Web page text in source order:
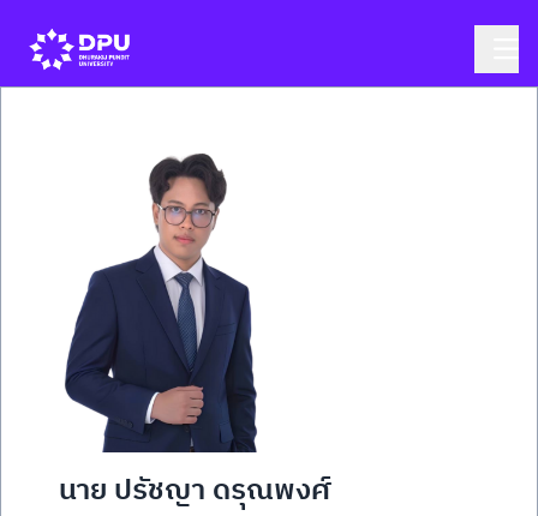
นาย ปรัชญา ดรุณพงศ์